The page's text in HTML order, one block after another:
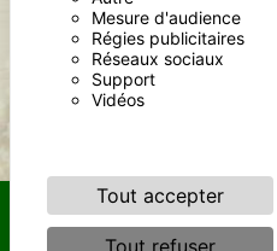
Mesure d'audience
Régies publicitaires
Réseaux sociaux
Support
Vidéos
Tout accepter
Tout refuser
du droit d’introduire une
contrôle, ainsi que d’organiser
mortem. Vous pouvez exercer
courrier électronique. Un
demandé. Nous conservons
prise de contact puis pendant
fins probatoires et de gestion
RECHERCHES